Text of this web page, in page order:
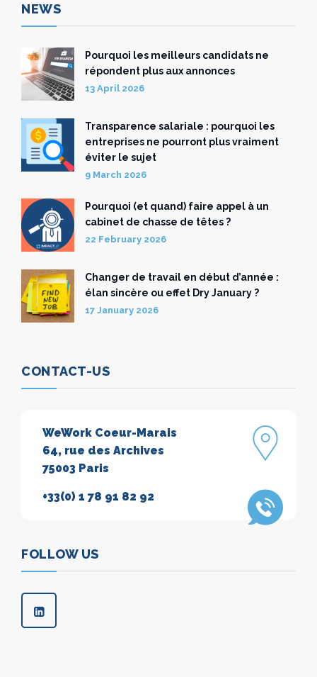
NEWS
Pourquoi les meilleurs candidats ne
répondent plus aux annonces
13 April 2026
Transparence salariale : pourquoi les
entreprises ne pourront plus vraiment
éviter le sujet
9 March 2026
Pourquoi (et quand) faire appel à un
cabinet de chasse de têtes ?
22 February 2026
Changer de travail en début d’année :
élan sincère ou effet Dry January ?
17 January 2026
CONTACT-US
WeWork Coeur-Marais
64, rue des Archives
75003 Paris
+33(0) 1 78 91 82 92
FOLLOW US